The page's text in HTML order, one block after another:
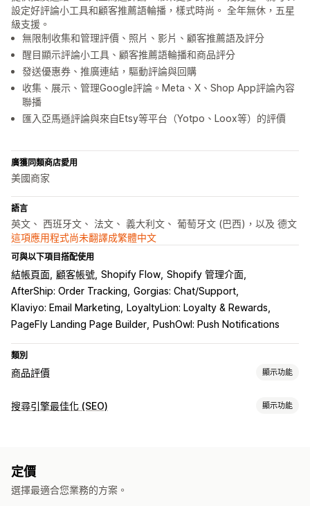
設定好評論小工具和顧客推薦語輪播，樣式時尚。 全年無休，五星
級支援。
無限制收集和管理評價、照片、影片、顧客推薦語及評分
醒目顯示評論小工具、顧客推薦語輪播和商品評分
發送優惠券、推廣連結，驅動評論與回購
收集、展示、管理Google評論。Meta、X、Shop App評論內容
聯播
匯入亞馬遜評論與來自Etsy等平台（Yotpo、Loox等）的評價
廣獲同類商店愛用
美國商家
語言
英文、 西班牙文、 法文、 義大利文、 葡萄牙文 (巴西)，以及 德文
這項應用程式尚未翻譯成繁體中文
可與以下項目搭配使用
結帳頁面 顧客帳號 Shopify Flow Shopify 管理介面
AfterShip: Order Tracking Gorgias: Chat/Support
Klaviyo: Email Marketing
LoyaltyLion: Loyalty & Rewards
PageFly Landing Page Builder
PushOwl: Push Notifications
類別
商品評價 顯示功能
顯示選項
評論收集方式
搜尋引擎最佳化 (SEO) 顯示功能
定價
選擇最適合您業務的方案。